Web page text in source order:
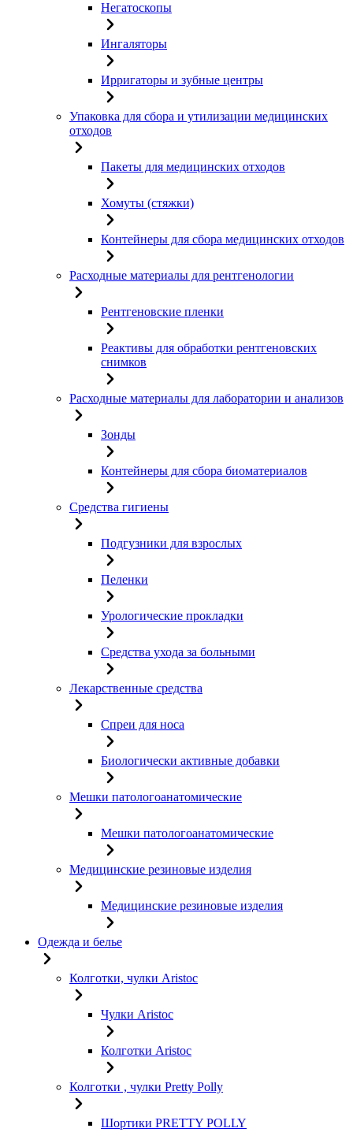
Негатоскопы
Ингаляторы
Ирригаторы и зубные центры
Упаковка для сбора и утилизации медицинских
отходов
Пакеты для медицинских отходов
Хомуты (стяжки)
Контейнеры для сбора медицинских отходов
Расходные материалы для рентгенологии
Рентгеновские пленки
Реактивы для обработки рентгеновских
снимков
Расходные материалы для лаборатории и анализов
Зонды
Контейнеры для сбора биоматериалов
Средства гигиены
Подгузники для взрослых
Пеленки
Урологические прокладки
Средства ухода за больными
Лекарственные средства
Спреи для носа
Биологически активные добавки
Мешки патологоанатомические
Мешки патологоанатомические
Медицинские резиновые изделия
Медицинские резиновые изделия
Одежда и белье
Колготки, чулки Aristoc
Чулки Aristoc
Колготки Aristoc
Колготки , чулки Pretty Polly
Шортики PRETTY POLLY